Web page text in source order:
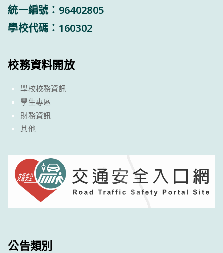
統一編號：96402805
學校代碼：160302
校務資料開放
學校校務資訊
學生專區
財務資訊
其他
公告類別